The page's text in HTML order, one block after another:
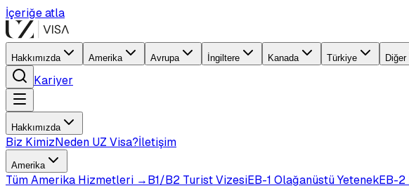
İçeriğe atla
Hakkımızda Amerika Avrupa İngiltere Kanada Türkiye Diğer
Kariyer
Hakkımızda
Biz KimizNeden UZ Visa?İletişim
Amerika
TümAmerika Hizmetleri →B1/B2 Turist VizesiEB-1 Olağanüstü YetenekEB-2